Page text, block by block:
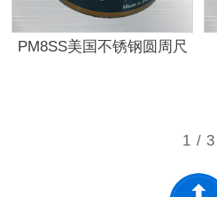
PM8SS美国不锈钢圆周尺
1 / 3